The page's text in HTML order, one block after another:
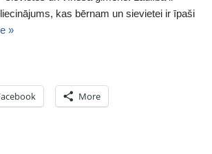
kas bērnam un sievietei ir īpaši
»
More